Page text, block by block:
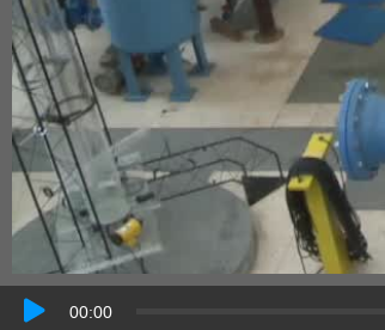
00:00